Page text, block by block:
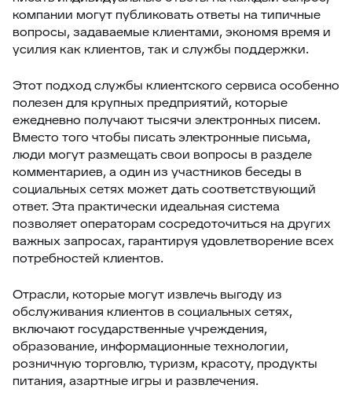
компании могут публиковать ответы на типичные
вопросы, задаваемые клиентами, экономя время и
усилия как клиентов, так и службы поддержки.
Этот подход службы клиентского сервиса особенно
полезен для крупных предприятий, которые
ежедневно получают тысячи электронных писем.
Вместо того чтобы писать электронные письма,
люди могут размещать свои вопросы в разделе
комментариев, а один из участников беседы в
социальных сетях может дать соответствующий
ответ. Эта практически идеальная система
позволяет операторам сосредоточиться на других
важных запросах, гарантируя удовлетворение всех
потребностей клиентов.
Отрасли, которые могут извлечь выгоду из
обслуживания клиентов в социальных сетях,
включают государственные учреждения,
образование, информационные технологии,
розничную торговлю, туризм, красоту, продукты
питания, азартные игры и развлечения.